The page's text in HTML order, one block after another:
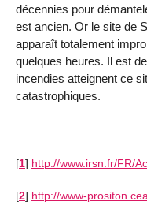
décennies pour
est ancien. Or le site de
apparaît totalement
quelques heures. Il est
incendies atteignent ce
catastrophiques.
[1] http://www.irsn.fr/FR/
[2] http://www-